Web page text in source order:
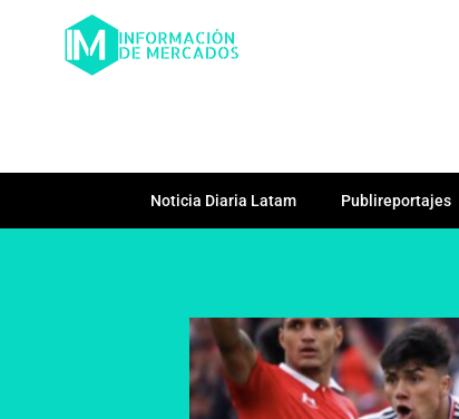
Noticia Diaria Latam Publireportajes